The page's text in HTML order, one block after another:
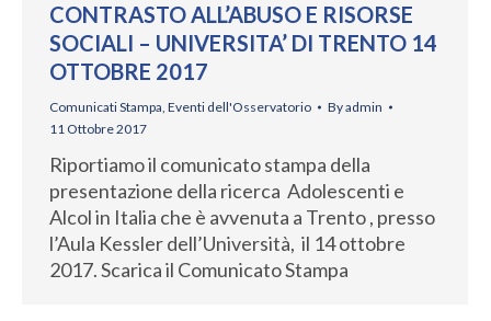
CONTRASTO ALL’ABUSO E RISORSE
SOCIALI – UNIVERSITA’ DI TRENTO 14
OTTOBRE 2017
Comunicati Stampa, Eventi dell'Osservatorio Byadmin
11 Ottobre 2017
Riportiamo il comunicato stampa della
presentazione della ricerca Adolescenti e
Alcol in Italia che è avvenuta a Trento , presso
l’Aula Kessler dell’Università, il 14 ottobre
2017. Scarica il Comunicato Stampa